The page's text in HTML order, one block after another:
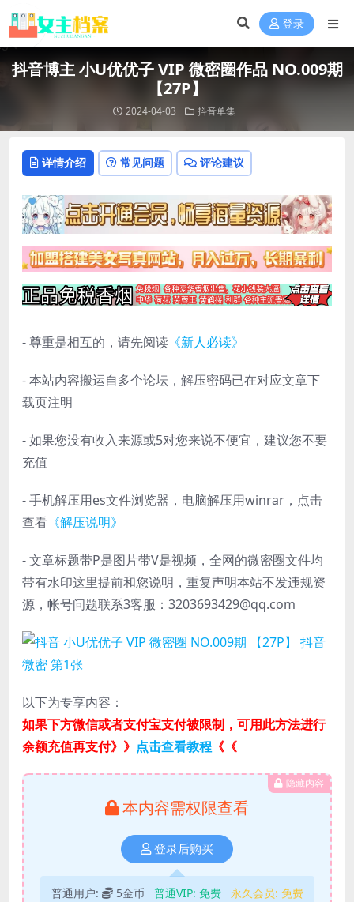
登录
抖音博主 小U优优子 VIP 微密圈作品 NO.009期
【27P】
2024-04-03 抖音单集
详情介绍 常见问题 评论建议
- 尊重是相互的，请先阅读 《新人必读》
- 本站内容搬运自多个论坛，解压密码已在对应文章下
载页注明
- 如果您没有收入来源或5对您来说不便宜，建议您不要
充值
- 手机解压用es文件浏览器，电脑解压用winrar，点击
查看 《解压说明》
- 文章标题带P是图片带V是视频，全网的微密圈文件均
带有水印这里提前和您说明，重复声明本站不发违规资
源，帐号问题联系3客服：3203693429@qq.com
以下为专享内容：
如果下方微信或者支付宝支付被限制，可用此方法进行
余额充值再支付》》 点击查看教程 《《
隐藏内容
本内容需权限查看
登录后购买
普通用户: 5金币 普通VIP: 免费 永久会员: 免费